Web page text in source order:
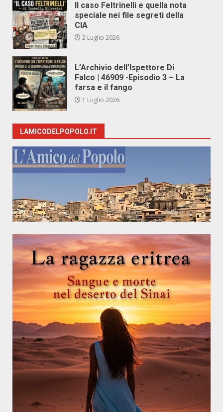
Il caso Feltrinelli e quella nota
speciale nei file segreti della
CIA
2 Luglio 2026
L’Archivio dell’Ispettore Di
Falco | 46909 -Episodio 3 – La
farsa e il fango
1 Luglio 2026
LAMICODELPOPOLO.IT